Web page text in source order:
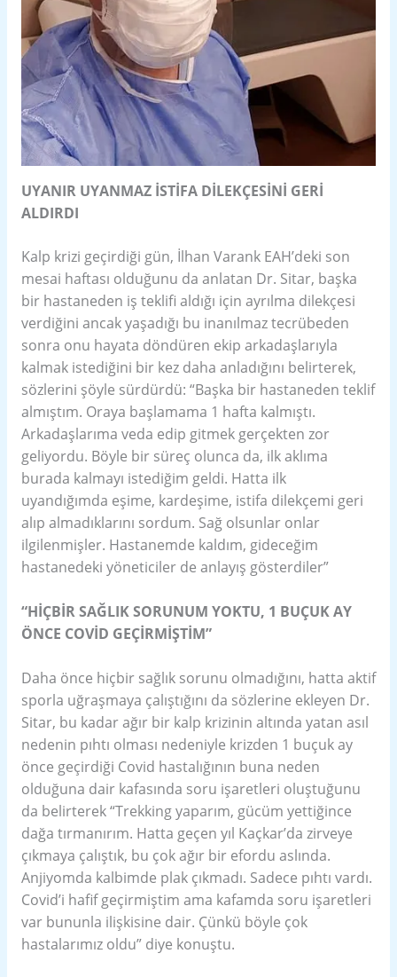
UYANIR UYANMAZ İSTİFA DİLEKÇESİNİ GERİ
ALDIRDI
Kalp krizi geçirdiği gün, İlhan Varank EAH’deki son
mesai haftası olduğunu da anlatan Dr. Sitar, başka
bir hastaneden iş teklifi aldığı için ayrılma dilekçesi
verdiğini ancak yaşadığı bu inanılmaz tecrübeden
sonra onu hayata döndüren ekip arkadaşlarıyla
kalmak istediğini bir kez daha anladığını belirterek,
sözlerini şöyle sürdürdü: “Başka bir hastaneden teklif
almıştım. Oraya başlamama 1 hafta kalmıştı.
Arkadaşlarıma veda edip gitmek gerçekten zor
geliyordu. Böyle bir süreç olunca da, ilk aklıma
burada kalmayı istediğim geldi. Hatta ilk
uyandığımda eşime, kardeşime, istifa dilekçemi geri
alıp almadıklarını sordum. Sağ olsunlar onlar
ilgilenmişler. Hastanemde kaldım, gideceğim
hastanedeki yöneticiler de anlayış gösterdiler”
“HİÇBİR SAĞLIK SORUNUM YOKTU, 1 BUÇUK AY
ÖNCE COVİD GEÇİRMİŞTİM”
Daha önce hiçbir sağlık sorunu olmadığını, hatta aktif
sporla uğraşmaya çalıştığını da sözlerine ekleyen Dr.
Sitar, bu kadar ağır bir kalp krizinin altında yatan asıl
nedenin pıhtı olması nedeniyle krizden 1 buçuk ay
önce geçirdiği Covid hastalığının buna neden
olduğuna dair kafasında soru işaretleri oluştuğunu
da belirterek “Trekking yaparım, gücüm yettiğince
dağa tırmanırım. Hatta geçen yıl Kaçkar’da zirveye
çıkmaya çalıştık, bu çok ağır bir efordu aslında.
Anjiyomda kalbimde plak çıkmadı. Sadece pıhtı vardı.
Covid’i hafif geçirmiştim ama kafamda soru işaretleri
var bununla ilişkisine dair. Çünkü böyle çok
hastalarımız oldu” diye konuştu.